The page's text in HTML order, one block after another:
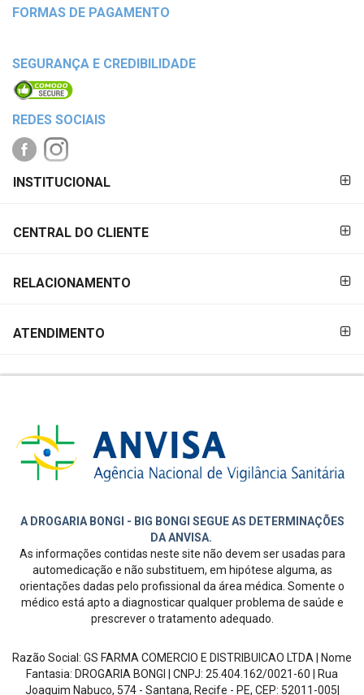
FORMAS DE PAGAMENTO
SEGURANÇA E CREDIBILIDADE
REDES SOCIAIS
PAGAMENTO
INSTITUCIONAL
CENTRAL DO CLIENTE
RELACIONAMENTO
ATENDIMENTO
A DROGARIA BONGI - BIG BONGI SEGUE AS DETERMINAÇÕES
DA ANVISA.
As informações contidas neste site não devem ser usadas para
automedicação e não substituem, em hipótese alguma, as
orientações dadas pelo profissional da área médica. Somente o
médico está apto a diagnosticar qualquer problema de saúde e
prescrever o tratamento adequado.
Razão Social: GS FARMA COMERCIO E DISTRIBUICAO LTDA | Nome
Fantasia: DROGARIA BONGI | CNPJ: 25.404.162/0021-60 | Rua
Joaquim Nabuco, 574 - Santana, Recife - PE, CEP: 52011-005|